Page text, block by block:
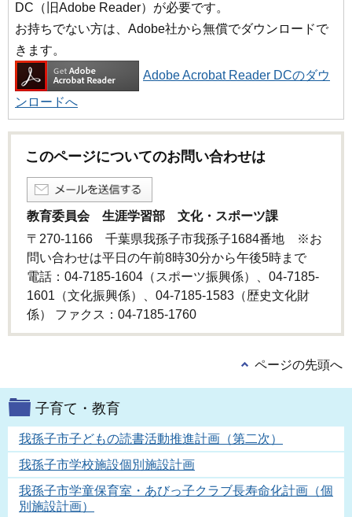
DC（旧Adobe Reader）が必要です。
お持ちでない方は、Adobe社から無償でダウンロードで
きます。
Adobe Acrobat Reader DCのダウ
ンロードへ
このページについてのお問い合わせは
教育委員会 生涯学習部 文化・スポーツ課
〒270-1166 千葉県我孫子市我孫子1684番地 ※お
問い合わせは平日の午前8時30分から午後5時まで
電話：04-7185-1604（スポーツ振興係）、04-7185-
1601（文化振興係）、04-7185-1583（歴史文化財
係） ファクス：04-7185-1760
ページの先頭へ
子育て・教育
我孫子市子どもの読書活動推進計画（第二次）
我孫子市学校施設個別施設計画
我孫子市学童保育室・あびっ子クラブ長寿命化計画（個
別施設計画）